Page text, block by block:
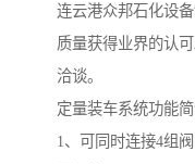
连云港众邦石化设
质量获得业界的认
洽谈。
定量装车系统功能简
1、可同时连接4组